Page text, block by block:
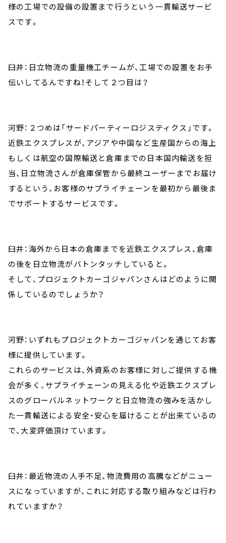
様の工場での設備の設置まで行うという一貫輸送サービ
スです。
臼井：日立物流の重量機工チームが、工場での設置をお手
伝いしてるんですね！そして２つ目は？
河野：２つめは「サードパーティーロジスティクス」です。
近鉄エクスプレスが、アジアや中国など生産国からの海上
もしくは航空の国際輸送と倉庫までの日本国内輸送を担
当、日立物流さんが倉庫保管から最終ユーザーまでお届け
するという、お客様のサプライチェーンを最初から最後ま
でサポートするサービスです。
臼井：海外から日本の倉庫までを近鉄エクスプレス、倉庫
の後を日立物流がバトンタッチしていると。
そして、プロジェクトカーゴジャパンさんはどのように関
係しているのでしょうか？
河野：いずれもプロジェクトカーゴジャパンを通じてお客
様に提供しています。
これらのサービスは、外資系のお客様に対しご提供する機
会が多く、サプライチェーンの見える化や近鉄エクスプレ
スのグローバルネットワークと日立物流の強みを活かし
た一貫輸送による安全・安心を届けることが出来ているの
で、大変評価頂けています。
臼井：最近物流の人手不足、物流費用の高騰などがニュー
スになっていますが、これに対応する取り組みなどは行わ
れていますか？